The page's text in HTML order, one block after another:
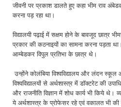
जीवनी पर प्रकाश डालते हुए कहा भीम राव
करना पड़ रहा था।
विद्यालयी पढ़ाई में सक्षम होने के बावजूद
प्रकार की कठनाइयों का सामना करना पड़ता था।
आम्बेडकर विपुल प्रतिभा के छात्र थे।
उन्होंने कोलंबिया विश्वविद्यालय और लंदन स्कूल
विश्वविद्यालयों से अर्थशास्त्र में डॉक्टरेट की
और राजनीति विज्ञान में शोध कार्य भी किये थे।
ये अर्थशास्त्र के प्रोफेसर रहे एवं वकालत भी की